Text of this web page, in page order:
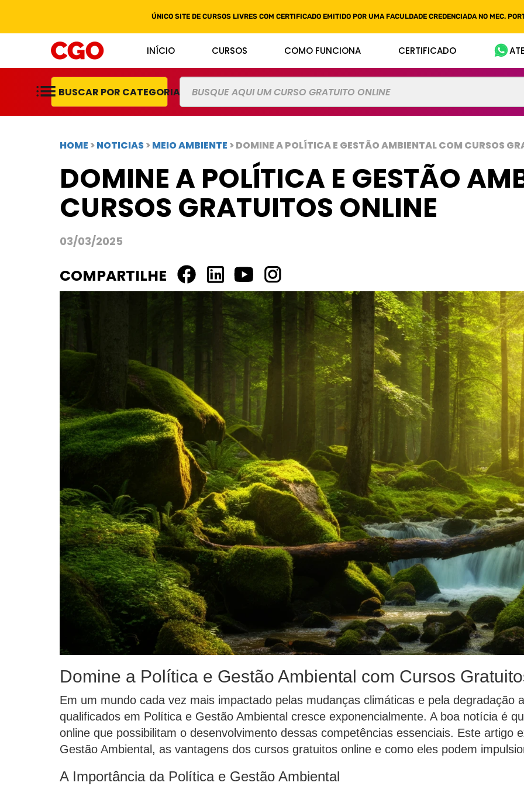
ÚNICO SITE DE CURSOS LIVRES COM CERTIFICADO EMITIDO POR UMA FACULDADE CREDENCIADA NO MEC.
INÍCIO CURSOS COMO FUNCIONA CERTIFICADO
BUSCAR POR CATEGORIAS
HOME >NOTICIAS>MEIO AMBIENTE > DOMINE A POLÍTICA E GESTÃO AMBIENTAL COM CURSOS
DOMINE A POLÍTICA E GESTÃO
CURSOS GRATUITOS ONLINE
03/03/2025
COMPARTILHE
Domine a Política e Gestão Ambiental com Cursos
Em um mundo cada vez mais impactado pelas mudanças climáticas e pela degradação
qualificados em Política e Gestão Ambiental cresce exponencialmente. A boa notícia é
online que possibilitam o desenvolvimento dessas competências essenciais. Este artigo
Gestão Ambiental, as vantagens dos cursos gratuitos online e como eles podem
A Importância da Política e Gestão Ambiental